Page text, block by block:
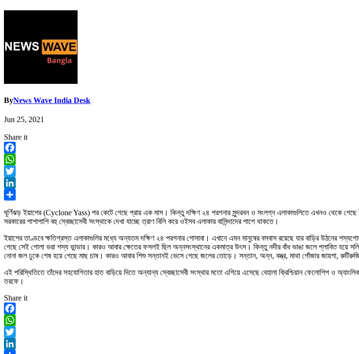
ByNews Wave India Desk
Jun 25, 2021
Share it
Facebook
WhatsApp
Twitter
LinkedIn
ঘূর্ণিঝড় ইয়াশের (Cyclone Yass) পর কেটে গেছে প্রায় এক মাস। কিন্তু দক্ষিণ ২৪ পরগনার সুন্দরবন ও সংলগ্ন এলাকাগুলিতে এখনও থেকে গেছে
সরকারের পাশাপাশি বহু স্বেচ্ছাসেবী সংস্থাকে দেখা যাচ্ছে ত্রাণ বিলি করে ওইসব এলাকার বাসিন্দাদের পাশে থাকতে।
ইয়াশের তাণ্ডবে ক্ষতিগ্রস্ত এলাকাগুলির মধ্যে অন্যতম দক্ষিণ ২৪ পরগনার গোসাবা। এখানে এমন মানুষের বসবাস রয়েছে যার বাড়ির উঠনের
গেছে সেই গোলা ভরা শস্য ভান্ডার। কারও আবার ক্ষেতের ফসলই ছিল অন্নসংস্থানের একমাত্র উৎস। কিন্তু নদীর বাঁধ ভাঙা জলে প্লাবিত হয়ে
নোনা জল ঢুকে শেষ হয়ে গেছে মাছ চাষ। কারও আবার শিশু সন্তানই ভেসে গেছে জলের তোড়ে। সন্তান, অন্ন, বস্ত্র, মাথা গোঁজার জায়গা, রুটিরুজি
এই পরিস্থিতিতে তাঁদের সহযোগিতার হাত বাড়িয়ে দিতে অন্যান্য স্বেচ্ছাসেবী সংস্থার মতো এগিয়ে এসেছে বেহালা ক্রিশ্চিয়ান ফেলোশিপ ও
তরফে।
Share it
Facebook
WhatsApp
Twitter